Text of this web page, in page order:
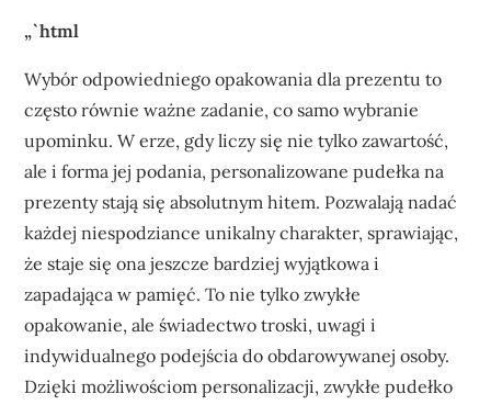
„`html
Wybór odpowiedniego opakowania dla prezentu to
często równie ważne zadanie, co samo wybranie
upominku. W erze, gdy liczy się nie tylko zawartość,
ale i forma jej podania, personalizowane pudełka na
prezenty stają się absolutnym hitem. Pozwalają nadać
każdej niespodziance unikalny charakter, sprawiając,
że staje się ona jeszcze bardziej wyjątkowa i
zapadająca w pamięć. To nie tylko zwykłe
opakowanie, ale świadectwo troski, uwagi i
indywidualnego podejścia do obdarowywanej osoby.
Dzięki możliwościom personalizacji, zwykłe pudełko